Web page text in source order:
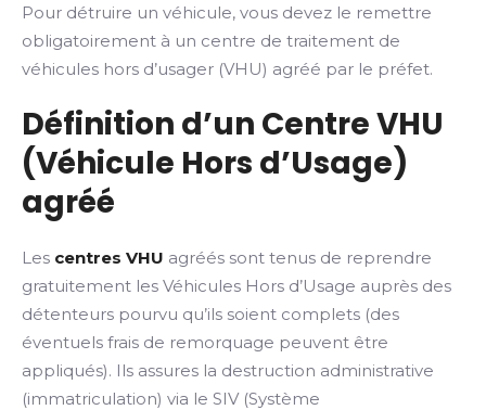
Pour détruire un véhicule, vous devez le remettre
obligatoirement à un centre de traitement de
véhicules hors d’usager (VHU) agréé par le préfet.
Définition d’un Centre VHU
(Véhicule Hors d’Usage)
agréé
Les centres VHU agréés sont tenus de reprendre
gratuitement les Véhicules Hors d’Usage auprès des
détenteurs pourvu qu’ils soient complets (des
éventuels frais de remorquage peuvent être
appliqués). Ils assures la destruction administrative
(immatriculation) via le SIV (Système